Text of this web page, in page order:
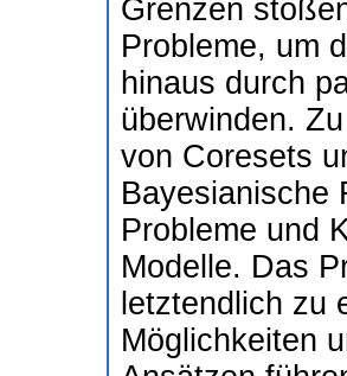
Grenzen
Probleme, um
hinaus durch
überwinden.
von Coresets
Bayesianische
Probleme und
Modelle. Das
letztendlich zu
Möglichkeiten